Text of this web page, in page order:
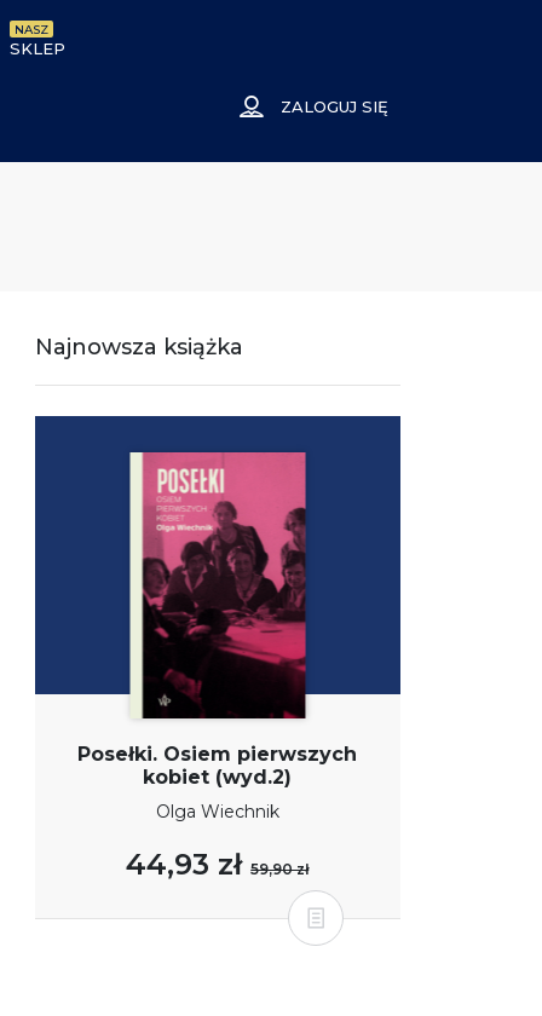
SKLEP
NASZ
ZALOGUJ SIĘ
Najnowsza książka
Posełki. Osiem pierwszych
kobiet (wyd.2)
Olga Wiechnik
44,93 zł59,90 zł